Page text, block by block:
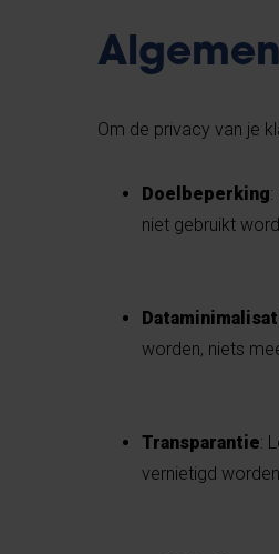
Om de privacy van je
Doelbeperking
niet gebruikt
worden, niets
Transparantie:
vernietigd